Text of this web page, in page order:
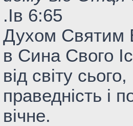
.Ів 6:65
Духом Святим
в Сина Свого
від світу
праведність і
вічне.